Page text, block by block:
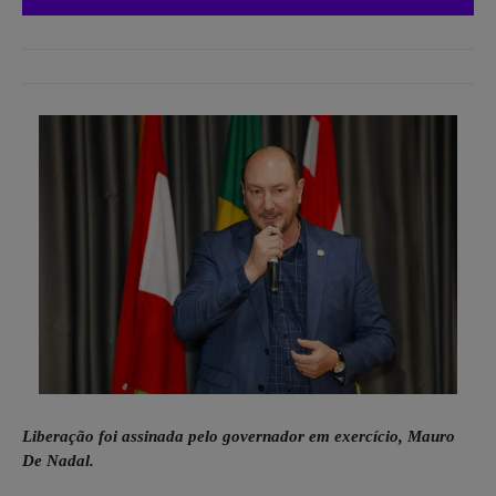
Liberação foi assinada pelo governador em exercício, Mauro
De Nadal.